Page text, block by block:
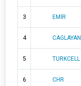
3 EMİR
4 CAGLAYAN
5 TURKCELL
6 CHR